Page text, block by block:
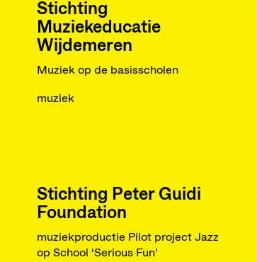
Stichting
Muziekeducatie
Wijdemeren
Muziek op de basisscholen
muziek
Stichting Peter Guidi
Foundation
muziekproductie Pilot project Jazz
op School ‘Serious Fun’